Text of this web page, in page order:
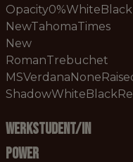
NewTahomaTimes
New
RomanTrebuchet
Werkstudent/in
Power